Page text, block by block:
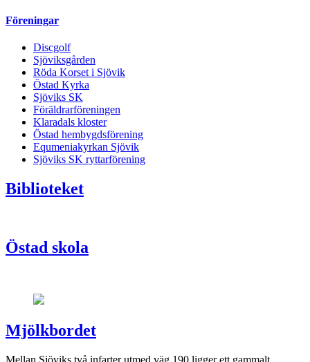
Föreningar
Discgolf
Sjöviksgården
Röda Korset i Sjövik
Östad Kyrka
Sjöviks SK
Föräldrarföreningen
Klaradals kloster
Östad hembygdsförening
Equmeniakyrkan Sjövik
Sjöviks SK ryttarförening
Biblioteket
Östad skola
Mjölkbordet